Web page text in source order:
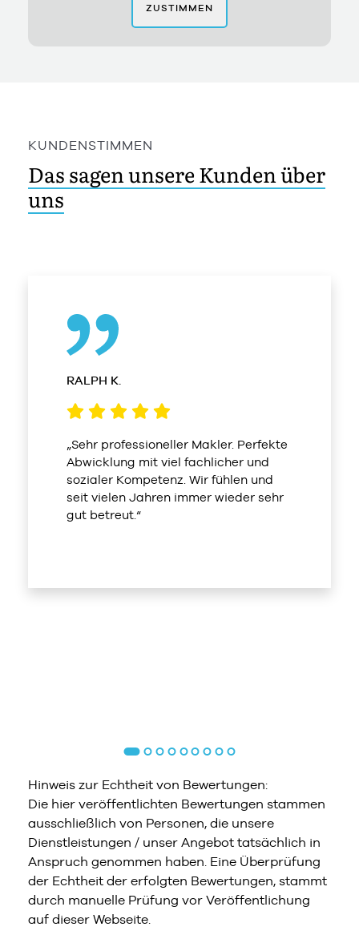
ZUSTIMMEN
KUNDENSTIMMEN
Das sagen unsere Kunden über
uns
RALPH K.
„Sehr professioneller Makler. Perfekte
Abwicklung mit viel fachlicher und
sozialer Kompetenz. Wir fühlen und
seit vielen Jahren immer wieder sehr
gut betreut.“
Hinweis zur Echtheit von Bewertungen:
Die hier veröffentlichten Bewertungen stammen
ausschließlich von Personen, die unsere
Dienstleistungen / unser Angebot tatsächlich in
Anspruch genommen haben. Eine Überprüfung
der Echtheit der erfolgten Bewertungen, stammt
durch manuelle Prüfung vor Veröffentlichung
auf dieser Webseite.